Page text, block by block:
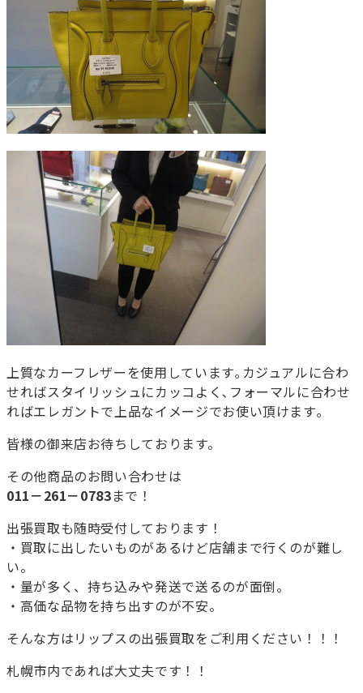
上質なカーフレザーを使用しています｡カジュアルに合わ
せればスタイリッシュにカッコよく､フォーマルに合わせ
ればエレガントで上品なイメージでお使い頂けます｡
皆様の御来店お待ちしております。
その他商品のお問い合わせは
011－261－0783まで！
出張買取も随時受付しております！
・買取に出したいものがあるけど店舗まで行くのが難し
い。
・量が多く、持ち込みや発送で送るのが面倒。
・高価な品物を持ち出すのが不安。
そんな方はリップスの出張買取をご利用ください！！！
札幌市内であれば大丈夫です！！